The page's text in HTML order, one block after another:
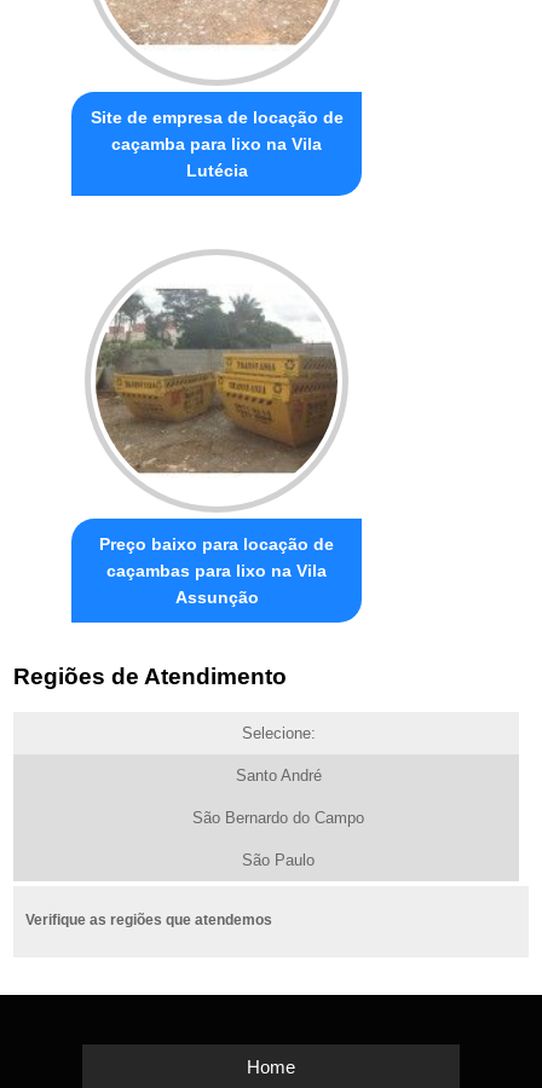
Site de empresa de locação de
caçamba para lixo na Vila
Lutécia
Preço baixo para locação de
caçambas para lixo na Vila
Assunção
Regiões de Atendimento
Selecione:
Santo André
São Bernardo do Campo
São Paulo
Verifique as regiões que atendemos
Home